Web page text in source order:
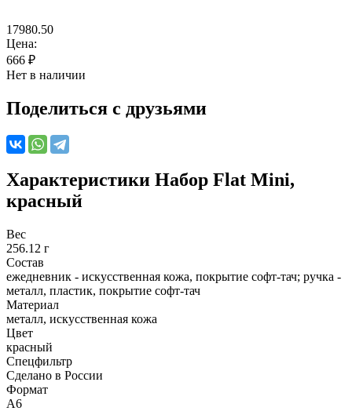
17980.50
Цена:
666 ₽
Нет в наличии
Поделиться с друзьями
Характеристики Набор Flat Mini,
красный
Вес
256.12 г
Состав
ежедневник - искусственная кожа, покрытие софт-тач; ручка -
металл, пластик, покрытие софт-тач
Материал
металл, искусственная кожа
Цвет
красный
Спецфильтр
Сделано в России
Формат
А6